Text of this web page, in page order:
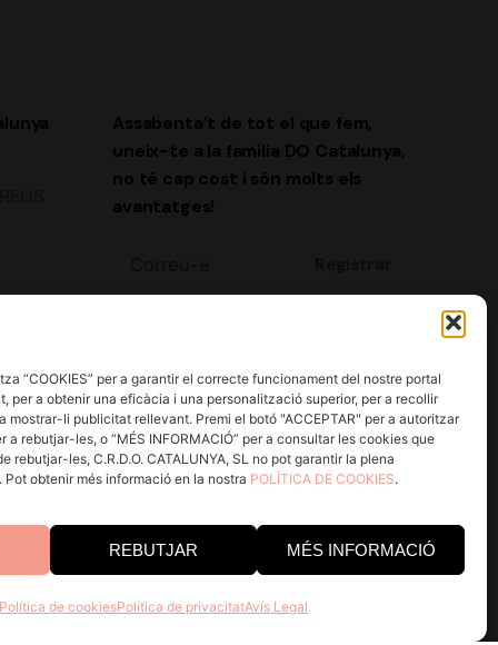
“COOKIES” per a garantir el correcte funcionament del nostre portal
per a obtenir una eficàcia i una personalització superior, per a recollir
mostrar-li publicitat rellevant. Premi el botó "ACCEPTAR" per a autoritzar
a rebutjar-les, o “MÉS INFORMACIÓ” per a consultar les cookies que
rebutjar-les, C.R.D.O. CATALUNYA, SL no pot garantir la plena
obtenir més informació en la nostra POLÍTICA DE COOKIES.
REBUTJAR MÉS INFORMACIÓ
Política de cookiesPolítica de privacitatAvís Legal
Assabenta’t de tot el que fem,
uneix-te a la família DO Catalunya,
no té cap cost i són molts els
avantatges!
d'aquesta activitat per a millorar la meva
experiència.
He llegit i accepto laPolítica de
Privacitat.